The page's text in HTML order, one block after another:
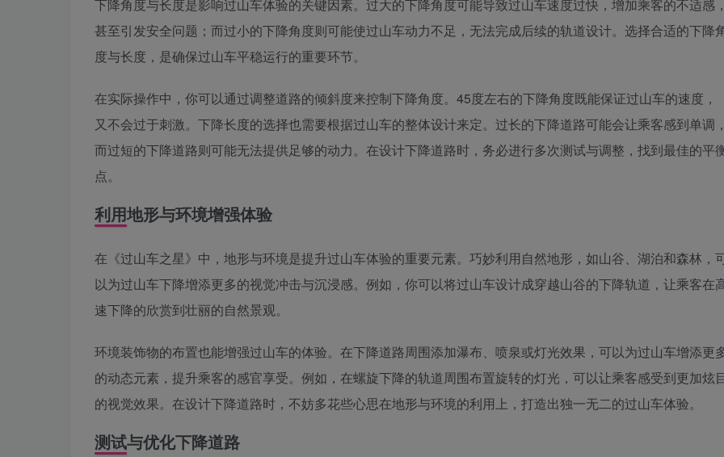
下降角度与长度是影响过山车体验的关键因素。过大的下降角度可能导致过山车速度过快，增加乘客的不适感，
甚至引发安全问题；而过小的下降角度则可能使过山车动力不足，无法完成后续的轨道设计。选择合适的下降
度与长度，是确保过山车平稳运行的重要环节。
在实际操作中，你可以通过调整道路的倾斜度来控制下降角度。45度左右的下降角度既能保证过山车的速度，
又不会过于刺激。下降长度的选择也需要根据过山车的整体设计来定。过长的下降道路可能会让乘客感到单调，
而过短的下降道路则可能无法提供足够的动力。在设计下降道路时，务必进行多次测试与调整，找到最佳的平
点。
利用地形与环境增强体验
在《过山车之星》中，地形与环境是提升过山车体验的重要元素。巧妙利用自然地形，如山谷、湖泊和森林，
以为过山车下降增添更多的视觉冲击与沉浸感。例如，你可以将过山车设计成穿越山谷的下降轨道，让乘客在
速下降的欣赏到壮丽的自然景观。
环境装饰物的布置也能增强过山车的体验。在下降道路周围添加瀑布、喷泉或灯光效果，可以为过山车增添更
的动态元素，提升乘客的感官享受。例如，在螺旋下降的轨道周围布置旋转的灯光，可以让乘客感受到更加炫
的视觉效果。在设计下降道路时，不妨多花些心思在地形与环境的利用上，打造出独一无二的过山车体验。
测试与优化下降道路